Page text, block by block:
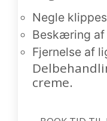
Negle
Beskæring af
Fjernelse af
creme.